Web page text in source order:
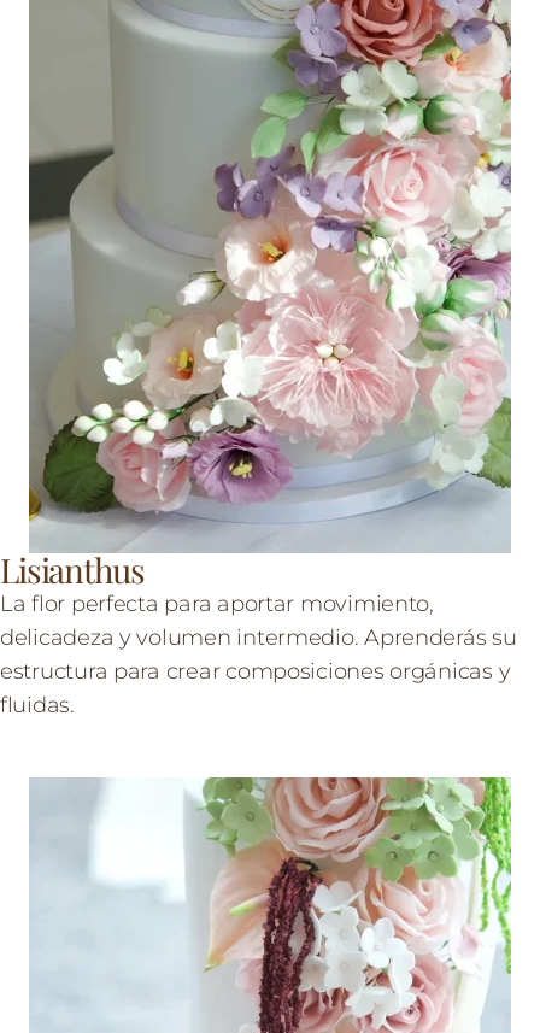
Lisianthus
La flor perfecta para aportar movimiento,
delicadeza y volumen intermedio. Aprenderás su
estructura para crear composiciones orgánicas y
fluidas.